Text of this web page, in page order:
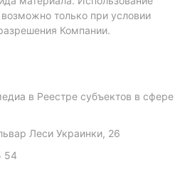
только при условии
Компании.
в Реестре субъектов в сфере
Леси Украинки, 26
54